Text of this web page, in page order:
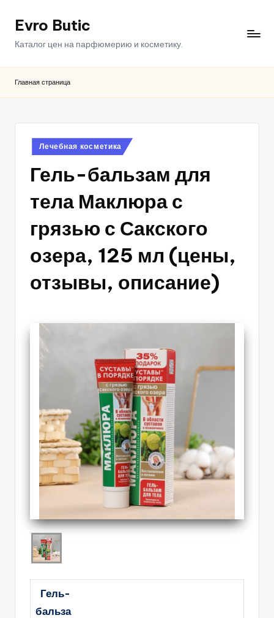
ПерейтиEvro Butic
Каталог цен на парфюмерию и косметику.
Главная страница
Опубликовано
в
Лечебная косметика
Гель-бальзам для
тела Маклюра с
грязью с Сакского
озера, 125 мл (цены,
отзывы, описание)
Гель-
бальза